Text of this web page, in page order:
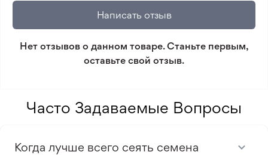
который не соответствует ожиданиям. Согласно
условиям возврата.
Минимальный заказ 300 грн.
Написать отзыв
Нет отзывов о данном товаре. Станьте первым,
оставьте свой отзыв.
Часто Задаваемые Вопросы
Когда лучше всего сеять семена